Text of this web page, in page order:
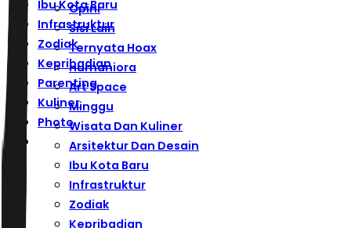
Ibu Kota Baru
Infrastruktur
Zodiak
Kepribadian
Parenting
Kuliner
Photo
Opini
Sisi Lain
Ternyata Hoax
Humaniora
Art Space
Minggu
Wisata Dan Kuliner
Arsitektur Dan Desain
Ibu Kota Baru
Infrastruktur
Zodiak
Kepribadian